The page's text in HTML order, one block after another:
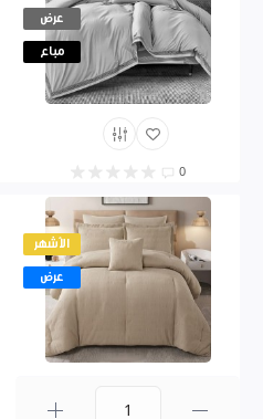
عرض
مباع
0
الأشهر
عرض